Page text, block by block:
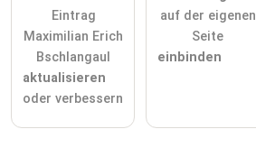
Eintrag
Maximilian Erich
Bschlangaul
aktualisieren
oder verbessern
auf der eigenen
Seite
einbinden